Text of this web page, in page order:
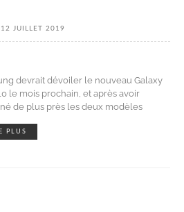
12 JUILLET 2019
devrait dévoiler le nouveau Galaxy
le mois prochain, et après avoir
de plus près les deux modèles
PLUS